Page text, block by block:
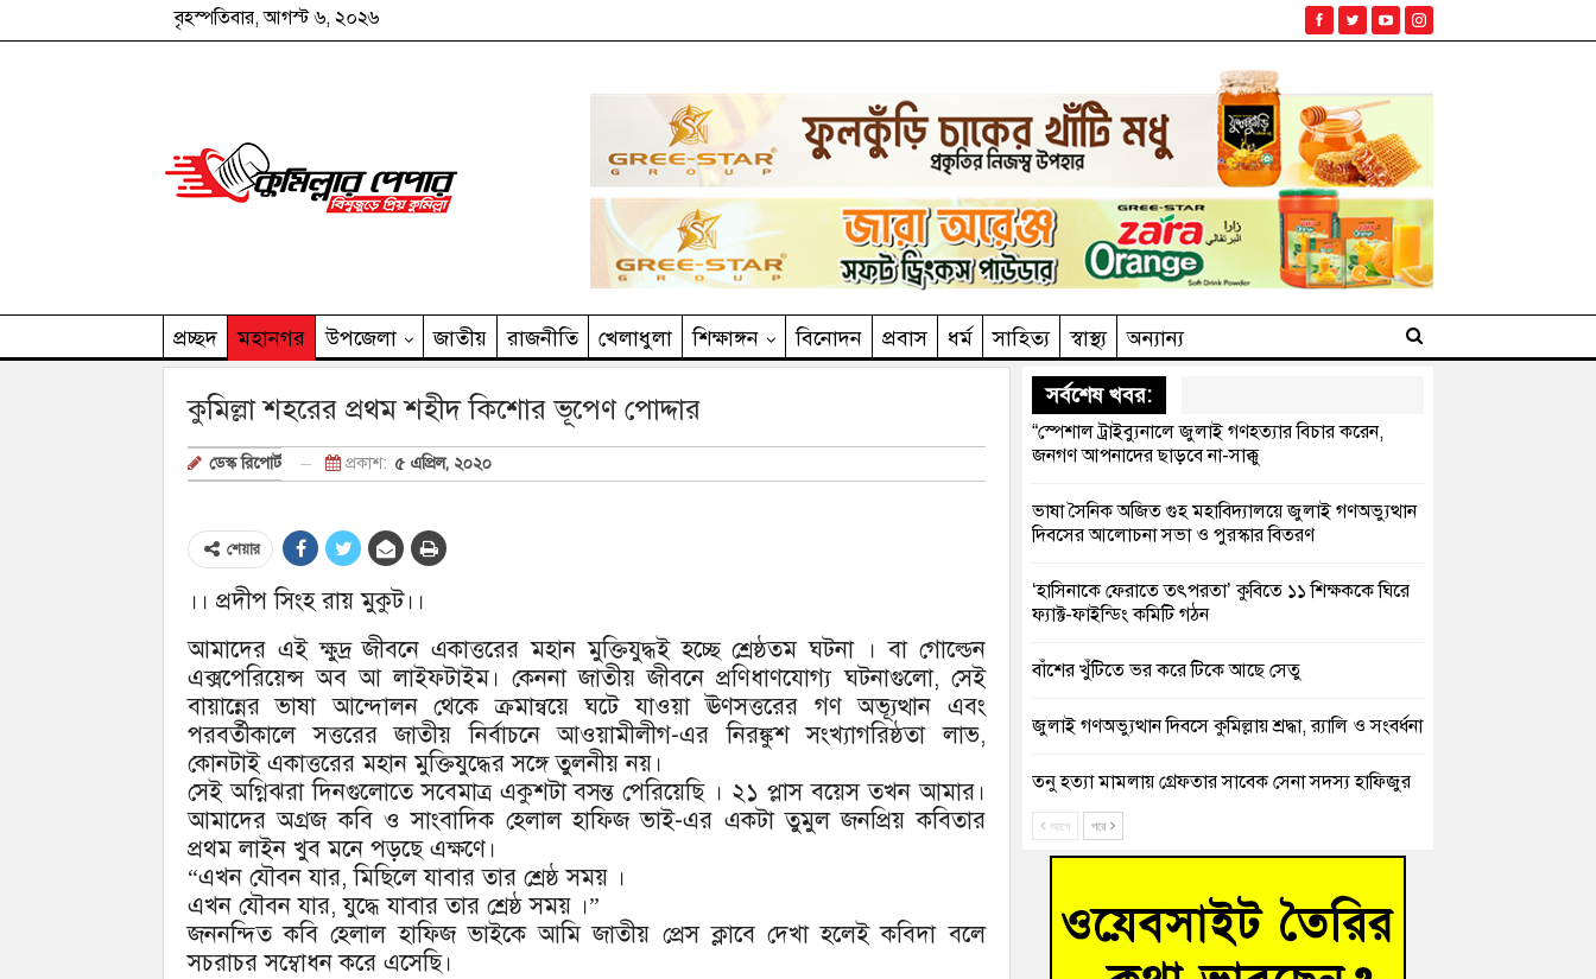
বৃহস্পতিবার, আগস্ট ৬, ২০২৬
প্রচ্ছদ মহানগর উপজেলা জাতীয় রাজনীতি খেলাধুলা শিক্ষাঙ্গন বিনোদন প্রবাস ধর্ম সাহিত‌্য স্বাস্থ্য
অন্যান্য
কুমিল্লা শহরের প্রথম শহীদ কিশোর ভূপেণ পোদ্দার
ডেস্ক রিপোর্ট প্রকাশ: ৫ এপ্রিল, ২০২০
শেয়ার
।। প্রদীপ সিংহ রায় মুকুট।।
আমাদের এই ক্ষুদ্র জীবনে একাত্তরের মহান মুক্তিযুদ্ধই হচ্ছে শ্রেষ্ঠতম ঘটনা । বা গোল্ডেন
এক্সপেরিয়েন্স অব আ লাইফটাইম। কেননা জাতীয় জীবনে প্রণিধাণযোগ্য ঘটনাগুলো, সেই
বায়ান্নের ভাষা আন্দোলন থেকে ক্রমান্বয়ে ঘটে যাওয়া ঊণসত্তরের গণ অভ্যূত্থান এবং
পরবর্তীকালে সত্তরের জাতীয় নির্বাচনে আওয়ামীলীগ-এর নিরঙ্কুশ সংখ্যাগরিষ্ঠতা লাভ,
কোনটাই একাত্তরের মহান মুক্তিযুদ্ধের সঙ্গে তুলনীয় নয়।
সেই অগ্নিঝরা দিনগুলোতে সবেমাত্র একুশটা বসন্ত পেরিয়েছি । ২১ প্লাস বয়েস তখন আমার।
আমাদের অগ্রজ কবি ও সাংবাদিক হেলাল হাফিজ ভাই-এর একটা তুমুল জনপ্রিয় কবিতার
প্রথম লাইন খুব মনে পড়ছে এক্ষণে।
“এখন যৌবন যার, মিছিলে যাবার তার শ্রেষ্ঠ সময় ।
এখন যৌবন যার, যুদ্ধে যাবার তার শ্রেষ্ঠ সময় ।”
জননন্দিত কবি হেলাল হাফিজ ভাইকে আমি জাতীয় প্রেস ক্লাবে দেখা হলেই কবিদা বলে
সচরাচর সম্বোধন করে এসেছি।
সর্বশেষ খবর:
“স্পেশাল ট্রাইব্যুনালে জুলাই গণহত্যার বিচার করেন,
জনগণ আপনাদের ছাড়বে না-সাক্কু
ভাষা সৈনিক অজিত গুহ মহাবিদ্যালয়ে জুলাই গণঅভ্যুত্থান
দিবসের আলোচনা সভা ও পুরস্কার বিতরণ
‘হাসিনাকে ফেরাতে তৎপরতা’ কুবিতে ১১ শিক্ষককে ঘিরে
ফ্যাক্ট-ফাইন্ডিং কমিটি গঠন
বাঁশের খুঁটিতে ভর করে টিকে আছে সেতু
জুলাই গণঅভ্যুত্থান দিবসে কুমিল্লায় শ্রদ্ধা, র‍্যালি ও সংবর্ধনা
তনু হত্যা মামলায় গ্রেফতার সাবেক সেনা সদস্য হাফিজুর
রহমান হাইকোর্টের জামিনে মুক্ত
আহত শিক্ষার্থীদের দেখতে গিয়ে মেডিকেলের ক্যান্টিনে
হোমনায় বিধবা নারীর জমি দখল ও জীবননাশের হুমকির
আগে পরে